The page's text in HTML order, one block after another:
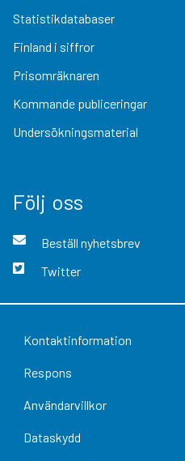
Statistikdatabaser
Finland i siffror
Prisomräknaren
Kommande publiceringar
Undersökningsmaterial
Följ oss
Beställ nyhetsbrev
Twitter
Kontaktinformation
Respons
Användarvillkor
Dataskydd